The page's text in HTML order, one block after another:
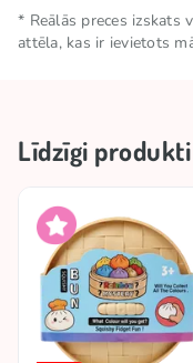
#trend
līdz 3 gadu
Šī rotaļlieta nav
* Reālās preces izskats
attēla, kas ir ievietots
Līdzīgi produkti